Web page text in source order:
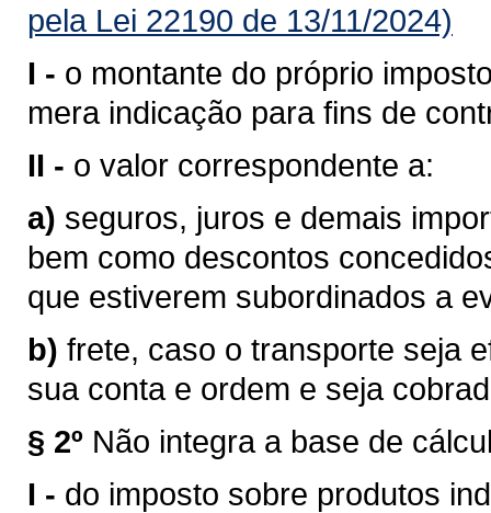
pela Lei 22190 de 13/11/2024)
I - o montante do próprio
mera indicação para fins de
II - o valor correspondente a:
a) seguros, juros e demais
bem como descontos
que estiverem subordinados a
b) frete, caso o transporte seja
sua conta e ordem e seja
§ 2º Não integra a base de
I - do imposto sobre produtos